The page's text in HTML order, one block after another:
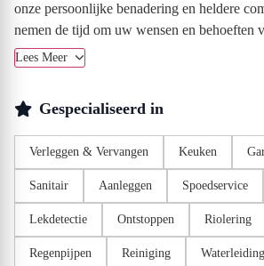
onze persoonlijke benadering en heldere
nemen de tijd om uw wensen en behoeften
Lees Meer
Gespecialiseerd in
Verleggen & Vervangen Keuken
Sanitair Aanleggen Spoedservice
Lekdetectie Ontstoppen Riolering
Regenpijpen Reiniging